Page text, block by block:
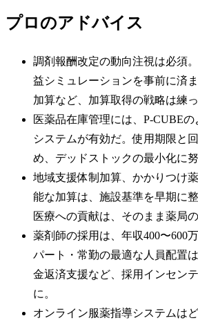
プロのアドバイス
調剤報酬改定の動向注視は必須
益シミュレーションを事前に済
加算など、加算取得の戦略は練
医薬品在庫管理には、P-CUBE
システムが有効だ。使用期限と
め、デッドストックの最小化に努
地域支援体制加算、かかりつけ
能な加算は、施設基準を早期に
医療への貢献は、そのまま薬局
薬剤師の採用は、年収400〜600
パート・常勤の最適な人員配置
金返済支援など、採用インセン
に。
オンライン服薬指導システムは